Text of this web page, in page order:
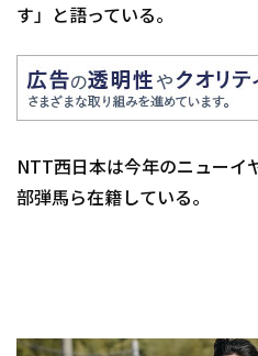
す」と語っている。
NTT西日本は今年のニューイ
部弾馬ら在籍している。